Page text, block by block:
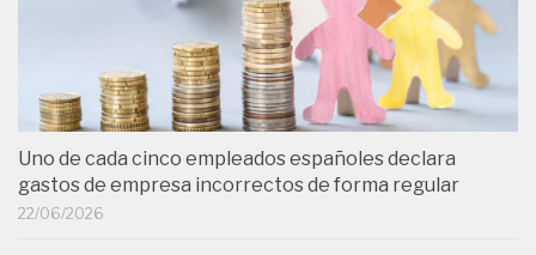
Uno de cada cinco empleados españoles declara
gastos de empresa incorrectos de forma regular
22/06/2026